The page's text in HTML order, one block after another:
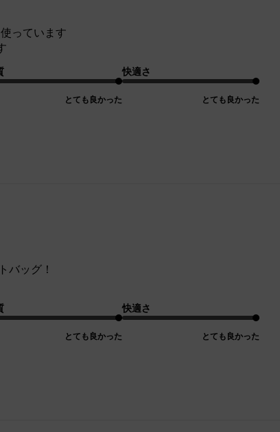
っています
とても良かった
快適さ
とても良かった
バッグ！
とても良かった
快適さ
とても良かった